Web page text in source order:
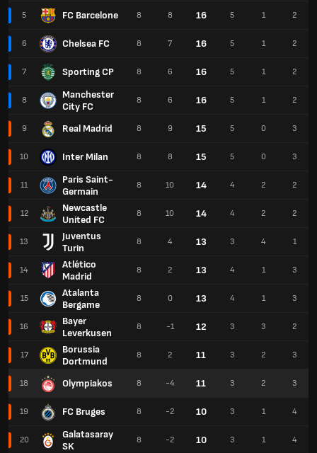
5 FC Barcelone
6 Chelsea FC
7 Sporting CP
8
Manchester
City FC
9 Real Madrid
10 Inter Milan
11
Paris Saint-
Germain
12
Newcastle
United FC
13
Juventus
Turin
14
Atlético
Madrid
15
Atalanta
Bergame
16
Bayer
Leverkusen
17
Borussia
Dortmund
18 Olympiakos
19 FC Bruges
20
Galatasaray
SK
8 8 16 5 1 2
8 7 16 5 1 2
8 6 16 5 1 2
8 6 16 5 1 2
8 9 15 5 0 3
8 8 15 5 0 3
8 10 14 4 2 2
8 10 14 4 2 2
8 4 13 3 4 1
8 2 13 4 1 3
8 0 13 4 1 3
8 -1 12 3 3 2
8 2 11 3 2 3
8 -4 11 3 2 3
8 -2 10 3 1 4
8 -2 10 3 1 4